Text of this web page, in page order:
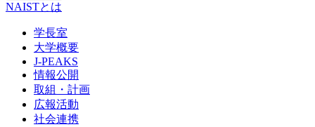
NAISTとは
学長室
大学概要
J-PEAKS
情報公開
取組・計画
広報活動
社会連携